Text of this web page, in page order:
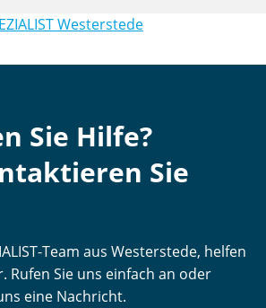
Westerstede
Sie Hilfe?
Sie
Team aus Westerstede, helfen
Rufen Sie uns einfach an oder
eine Nachricht.